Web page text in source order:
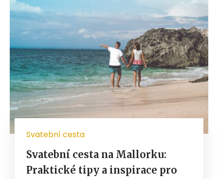
Svatební cesta
Svatební cesta na Mallorku:
Praktické tipy a inspirace pro